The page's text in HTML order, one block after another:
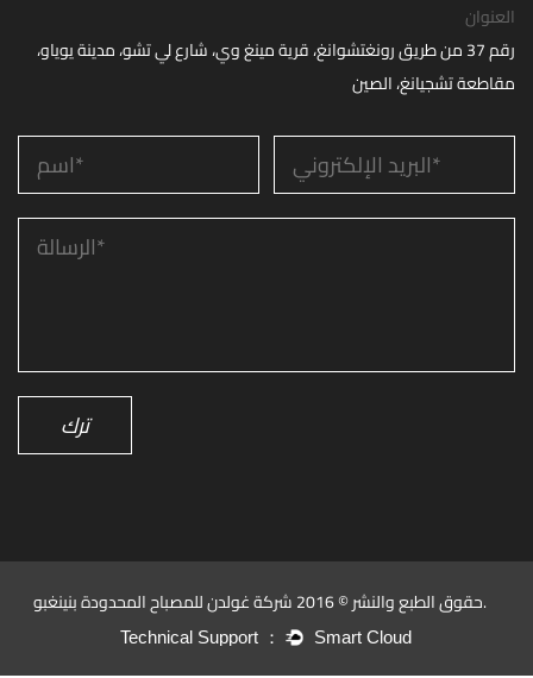
العنوان
رقم 37 من طريق رونغتشوانغ، قرية مينغ وي، شارع لي تشو، مدينة يوياو،
مقاطعة تشجيانغ، الصين
ترك
حقوق الطبع والنشر © 2016 شركة غولدن للمصباح المحدودة بنينغبو.